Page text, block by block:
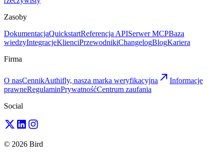
Zasoby
DokumentacjaQuickstartReferencja APISerwer MCPBaza
wiedzyIntegracjeKlienciPrzewodnikiChangelogBlogKariera
Firma
O nasCennikAuthifly, nasza marka weryfikacyjna
Informacje
prawneRegulaminPrywatnośćCentrum zaufania
Social
© 2026 Bird